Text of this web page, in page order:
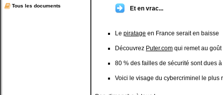
Tous les documents
Et en vrac...
Le piratage en France serait en baisse
Découvrez Puter.com qui remet au
80 % des failles de sécurité sont dues
Voici le visage du cybercriminel le